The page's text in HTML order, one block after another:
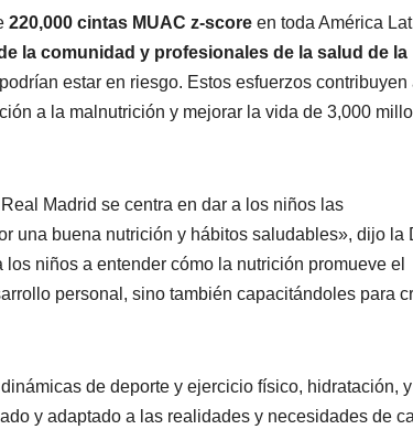
220,000 cintas MUAC z-score en toda América
la comunidad y profesionales de la salud de la
estar en riesgo. Estos esfuerzos contribuyen
a la malnutrición y mejorar la vida de 3,000
Madrid se centra en dar a los niños las
una buena nutrición y hábitos saludables», dijo la
niños a entender cómo la nutrición promueve el
personal, sino también capacitándoles para
de deporte y ejercicio físico, hidratación, y
y adaptado a las realidades y necesidades de